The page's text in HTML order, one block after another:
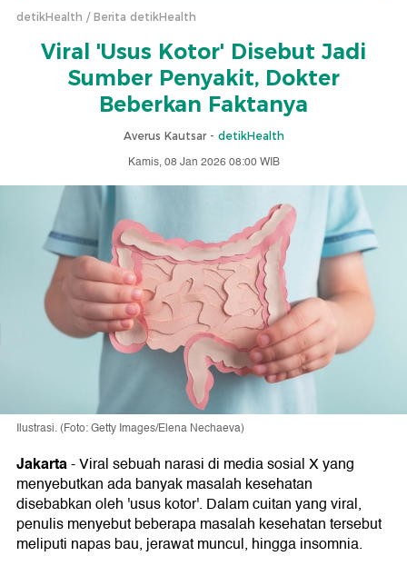
detikHealth Berita detikHealth
Viral 'Usus Kotor' Disebut Jadi
Sumber Penyakit, Dokter
Beberkan Faktanya
Averus Kautsar - detikHealth
Kamis, 08 Jan 2026 08:00 WIB
Ilustrasi. (Foto: Getty Images/Elena Nechaeva)
Jakarta-Viral sebuah narasi di media sosial X yang
menyebutkan ada banyak masalah kesehatan
disebabkan oleh 'usus kotor'. Dalam cuitan yang viral,
penulis menyebut beberapa masalah kesehatan tersebut
meliputi napas bau, jerawat muncul, hingga insomnia.